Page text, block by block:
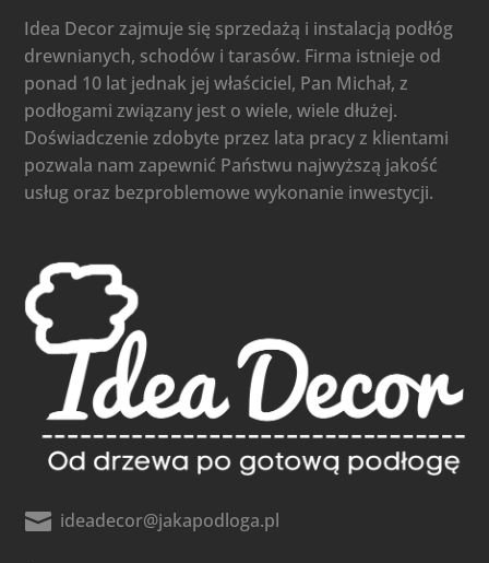
Idea Decor zajmuje się sprzedażą i instalacją podłóg
drewnianych, schodów i tarasów. Firma istnieje od
ponad 10 lat jednak jej właściciel, Pan Michał, z
podłogami związany jest o wiele, wiele dłużej.
Doświadczenie zdobyte przez lata pracy z klientami
pozwala nam zapewnić Państwu najwyższą jakość
usług oraz bezproblemowe wykonanie inwestycji.
 ideadecor@jakapodloga.pl